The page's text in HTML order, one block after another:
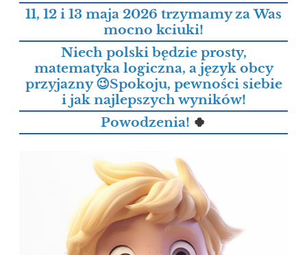
11, 12 i 13 maja 2026 trzymamy za Was
mocno kciuki!
Niech polski będzie prosty,
matematyka logiczna, a język obcy
przyjazny 😉Spokoju, pewności siebie
i jak najlepszych wyników!
Powodzenia! 🍀